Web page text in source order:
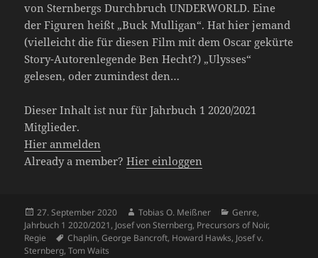
von Sternbergs Durchbruch UNDERWORLD. Eine
der Figuren heißt „Buck Mulligan“. Hat hier jemand
(vielleicht die für diesen Film mit dem Oscar gekürte
Story-Autorenlegende Ben Hecht?) „Ulysses“
gelesen, oder zumindest den…
Dieser Inhalt ist nur für Jahrbuch 1 2020/2021
Mitglieder.
Hier anmelden
Already a member?Hier einloggen
Veröffentlicht
am
27. September 2020 Autor
Tobias O. Meißner Kategorien
Genre,
Jahrbuch 1 2020/2021, Josef von Sternberg, Precursors of Noir,
Regie
Schlagwörter
Chaplin,George Bancroft, Howard Hawks, Josef v.
Sternberg,Tom Waits